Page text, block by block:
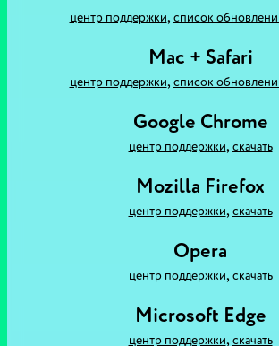
центр поддержки, список
Mac + Safari
центр поддержки, список
Google Chrome
центр поддержки, скачать
Mozilla Firefox
центр поддержки, скачать
Opera
центр поддержки, скачать
Microsoft Edge
центр поддержки, скачать